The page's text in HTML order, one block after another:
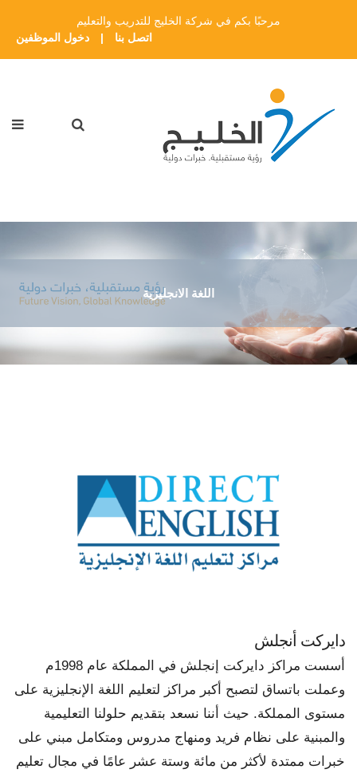
مرحبًا بكم في شركة الخليج للتدريب والتعليم
اتصل بنا
| دخول الموظفين
اللغة الانجليزية
دايركت أنجلش
أسست مراكز دايركت إنجلش في المملكة عام 1998م
وعملت باتساق لتصبح أكبر مراكز لتعليم اللغة الإنجليزية على
مستوى المملكة. حيث أننا نسعد بتقديم حلولنا التعليمية
والمبنية على نظام فريد ومنهاج مدروس ومتكامل مبني على
خبرات ممتدة لأكثر من مائة وستة عشر عامًا في مجال تعليم